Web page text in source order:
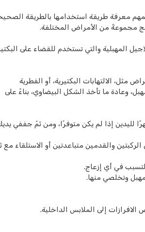
معرفة طريقة استخدامها بالطريقة
مجموعةً من الأمراض المختلفة.
المهبلية والتي تستخدم للقضاء على
مثل، الالتهابات البكتيرية، أو الفطرية
وعادة ما تأخذ الشكل البيضاوي، بناءً على
لليدين إذا لم يكن متوفرًا، ومن ثمّ جففي
والقدمين متباعدتين أو الاستلقاء مع
في أي إزعاج.
وتخلصي منها.
إلى الملابس الداخلية.